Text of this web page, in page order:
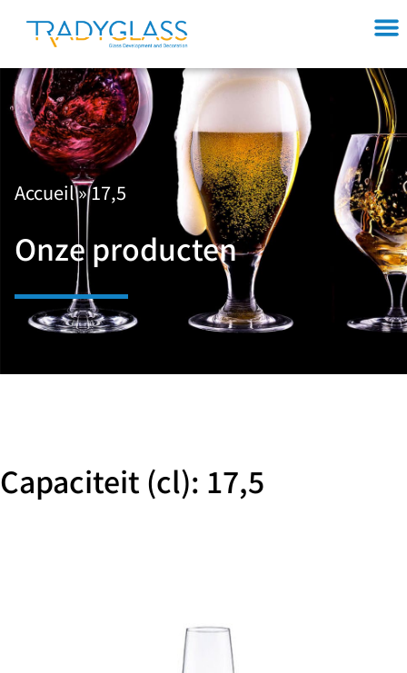
Accueil»17,5
Onze producten
Capaciteit (cl): 17,5